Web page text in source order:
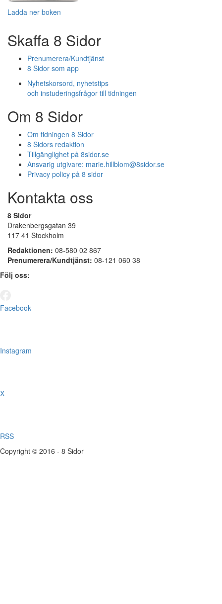
Ladda ner boken
Skaffa 8 Sidor
Prenumerera/Kundtjänst
8 Sidor som app
Nyhetskorsord, nyhetstips
och instuderingsfrågor till tidningen
Om 8 Sidor
Om tidningen 8 Sidor
8 Sidors redaktion
Tillgänglighet på 8sidor.se
Ansvarig utgivare: marie.hillblom@8sidor.se
Privacy policy på 8 sidor
Kontakta oss
8 Sidor
Drakenbergsgatan 39
117 41 Stockholm
Redaktionen: 08-580 02 867
Prenumerera/Kundtjänst: 08-121 060 38
Följ oss:
Facebook
Instagram
X
RSS
Copyright © 2016 - 8 Sidor